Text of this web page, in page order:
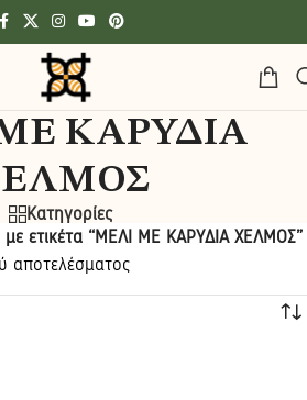
ΚΑΡΥΔΙΑ
Κατηγορίες
με ετικέτα “ΜΕΛΙ ΜΕ ΚΑΡΥΔΙΑ ΧΕΛΜΟΣ”
αποτελέσματος